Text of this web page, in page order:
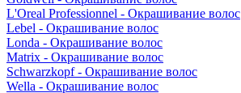
L'Oreal Professionnel - Окрашивание волос
Lebel - Окрашивание волос
Londa - Окрашивание волос
Matrix - Окрашивание волос
Schwarzkopf - Окрашивание волос
Wella - Окрашивание волос